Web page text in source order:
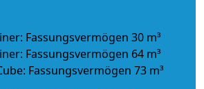
Fassungsvermögen 30 m³
Fassungsvermögen 64 m³
Fassungsvermögen 73 m³